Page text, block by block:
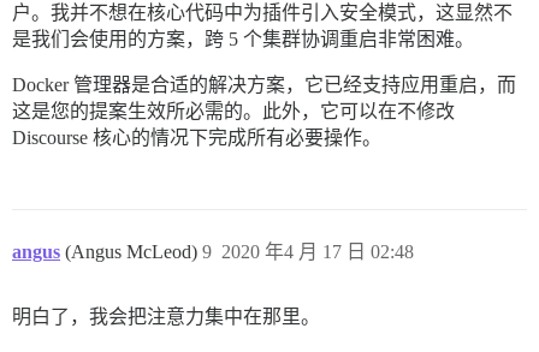
户。我并不想在核心代码中为插件引入安全模式，这显然不
是我们会使用的方案，跨 5 个集群协调重启非常困难。
Docker 管理器是合适的解决方案，它已经支持应用重启，而
这是您的提案生效所必需的。此外，它可以在不修改
Discourse 核心的情况下完成所有必要操作。
angus (Angus McLeod) 2020 年4 月 17 日 02:48
9
明白了，我会把注意力集中在那里。